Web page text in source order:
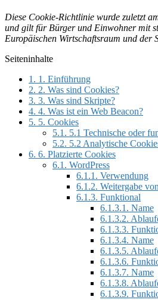
Diese Cookie-Richtlinie wurde zuletzt
und gilt für Bürger und Einwohner mit
Europäischen Wirtschaftsraum und der
Seiteninhalte
1. 1. Einführung
2. 2. Was sind Cookies?
3. 3. Was sind Skripte?
4. 4. Was ist ein Web Beacon?
5. 5. Cookies
5.1. 5.1 Technische oder
5.2. 5.2 Analytische
6. 6. Platzierte Cookies
6.1. WordPress
6.1.1. Verwendung
6.1.2. Weitergabe
6.1.3. Funktional
6.1.3.1. Name
6.1.3.2.
6.1.3.3.
6.1.3.4. Name
6.1.3.5.
6.1.3.6.
6.1.3.7. Name
6.1.3.8.
6.1.3.9.